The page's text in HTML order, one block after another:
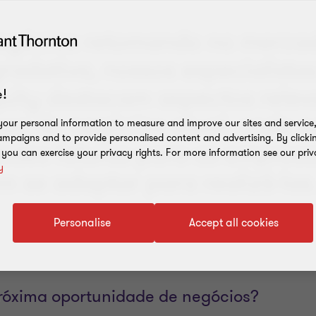
retomando no
nossos especialistas
destacam aspectos
de negócios atual, onde
futuras para as
se adaptar para realizá-las.
oportunidade de negócios?
personal information to measure and improve our sites and
and to provide personalised content and advertising. By
can exercise your privacy rights. For more information see our
Accept all cookies
Personalise